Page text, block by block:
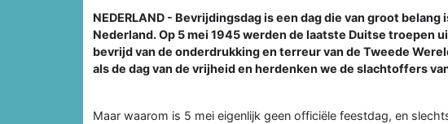
NEDERLAND - Bevrijdingsdag is een dag die van groot
Nederland. Op 5 mei 1945 werden de laatste Duitse troepen
bevrijd van de onderdrukking en terreur van de Tweede
als de dag van de vrijheid en herdenken we de slachtoffers
Maar waarom is 5 mei eigenlijk geen officiële feestdag, en